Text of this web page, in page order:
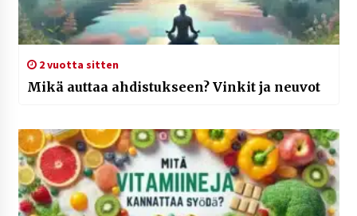
2 vuotta sitten
Mikä auttaa ahdistukseen? Vinkit ja neuvot